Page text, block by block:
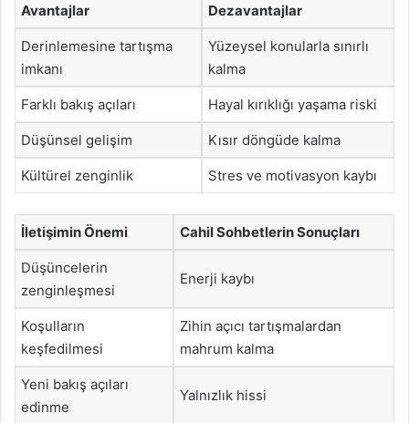
Avantajlar Dezavantajlar
Derinlemesine tartışma
imkanı
Yüzeysel konularla sınırlı
kalma
Farklı bakış açıları Hayal kırıklığı yaşama riski
Düşünsel gelişim Kısır döngüde kalma
Kültürel zenginlik Stres ve motivasyon kaybı
İletişimin Önemi Cahil Sohbetlerin Sonuçları
Düşüncelerin
zenginleşmesi
Enerji kaybı
Koşulların
keşfedilmesi
Zihin açıcı tartışmalardan
mahrum kalma
Yeni bakış açıları
edinme
Yalnızlık hissi